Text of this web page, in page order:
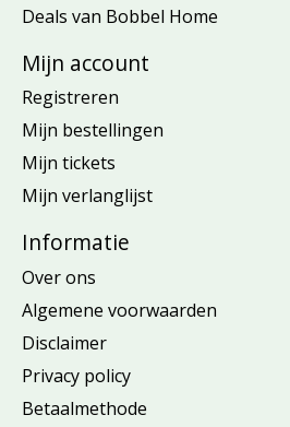
Deals van Bobbel Home
Mijn account
Registreren
Mijn bestellingen
Mijn tickets
Mijn verlanglijst
Informatie
Over ons
Algemene voorwaarden
Disclaimer
Privacy policy
Betaalmethode